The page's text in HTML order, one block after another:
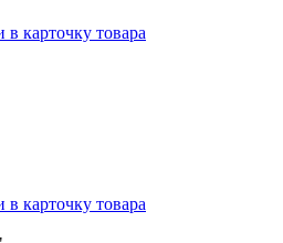
в карточку товара
в карточку товара